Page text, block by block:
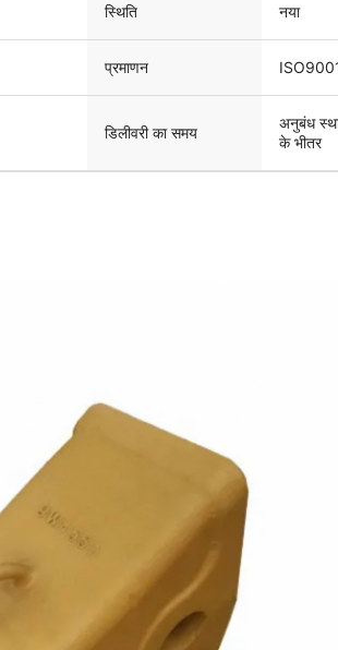
स्थिति नया
प्रमाणन
डिलीवरी का समय
अनुबंध
के भीतर